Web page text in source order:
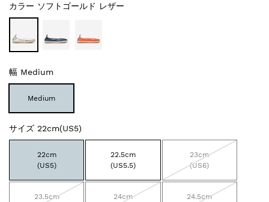
カラー ソフトゴールド レザー
幅 Medium
Medium
サイズ 22cm(US5)
22cm
(US5)
22.5cm
(US5.5)
23cm
(US6)
23.5cm
24cm
24.5cm